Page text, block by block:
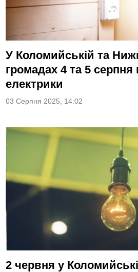
У Коломийській та
громадах 4 та 5 серпня
електрики
03 Серпня 2025, 14:02
2 червня у